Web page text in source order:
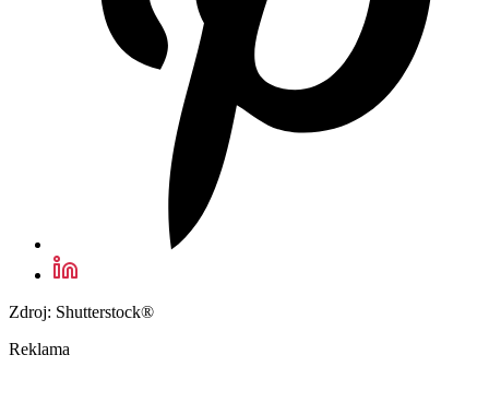
Zdroj: Shutterstock®
Reklama